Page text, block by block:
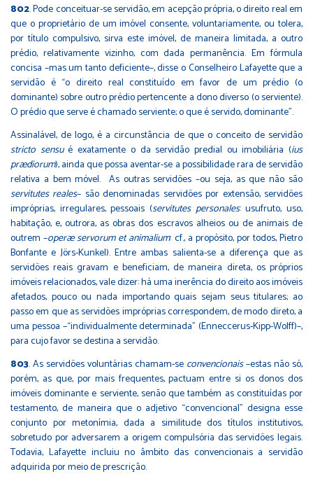
802. Pode conceituar-se servidão, em acepção própria, o direito real em
que o proprietário de um imóvel consente, voluntariamente, ou tolera,
por título compulsivo, sirva este imóvel, de maneira limitada, a outro
prédio, relativamente vizinho, com dada permanência. Em fórmula
concisa –mas um tanto deficiente–, disse o Conselheiro Lafayette que a
servidão é “o direito real constituído em favor de um prédio (o
dominante) sobre outro prédio pertencente a dono diverso (o serviente).
O prédio que serve é chamado serviente; o que é servido, dominante”.
Assinalável, de logo, é a circunstância de que o conceito de servidão
stricto sensué exatamente o da servidão predial ou imobiliária (ius
prædiorum), ainda que possa aventar-se a possibilidade rara de servidão
relativa a bem móvel. As outras servidões –ou seja, as que não são
servitutes reales– são denominadas servidões por extensão, servidões
impróprias, irregulares, pessoais (servitutes personales: usufruto, uso,
habitação, e, outrora, as obras dos escravos alheios ou de animais de
outrem –operæ servorum et animalium: cf., a propósito, por todos, Pietro
Bonfante e Jörs-Kunkel). Entre ambas salienta-se a diferença que as
servidões reais gravam e beneficiam, de maneira direta, os próprios
imóveis relacionados, vale dizer: há uma inerência do direito aos imóveis
afetados, pouco ou nada importando quais sejam seus titulares; ao
passo em que as servidões impróprias correspondem, de modo direto, a
uma pessoa –“individualmente determinada” (Enneccerus-Kipp-Wolff)–,
para cujo favor se destina a servidão.
803. As servidões voluntárias chamam-se convencionais–estas não só,
porém, as que, por mais frequentes, pactuam entre si os donos dos
imóveis dominante e serviente, senão que também as constituídas por
testamento, de maneira que o adjetivo “convencional” designa esse
conjunto por metonímia, dada a similitude dos títulos institutivos,
sobretudo por adversarem a origem compulsória das servidões legais.
Todavia, Lafayette incluiu no âmbito das convencionais a servidão
adquirida por meio de prescrição.